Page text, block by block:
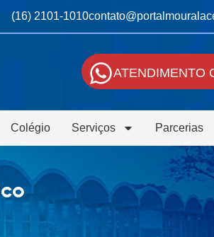
(16) 2101-1010
ATENDIMENTO
Colégio Serviços Parcerias